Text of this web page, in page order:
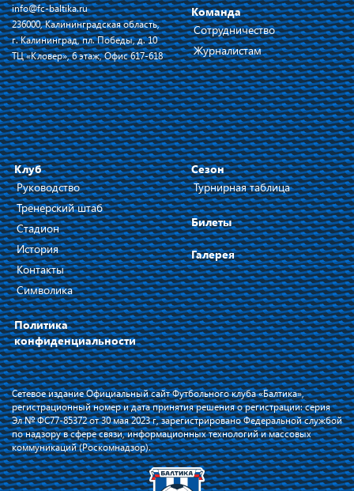
info@fc-baltika.ru
236000, Калининградская область,
г. Калининград, пл. Победы, д. 10
ТЦ «Кловер», 6 этаж, Офис 617-618
Команда
Сотрудничество
Журналистам
Клуб
Руководство
Тренерский штаб
Стадион
История
Контакты
Символика
Политика
конфиденциальности
Сезон
Турнирная таблица
Билеты
Галерея
Сетевое издание Официальный сайт Футбольного клуба «Балтика»,
регистрационный номер и дата принятия решения о регистрации: серия
Эл № ФС77-85372 от 30 мая 2023 г, зарегистрировано Федеральной службой
по надзору в сфере связи, информационных технологий и массовых
коммуникаций (Роскомнадзор).